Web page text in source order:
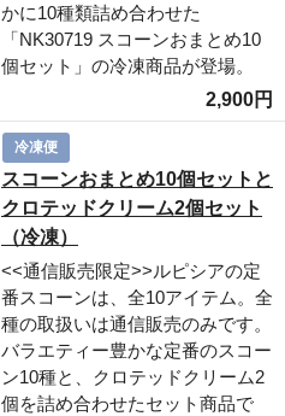
かに10種類詰め合わせた
「NK30719 スコーンおまとめ10
個セット」の冷凍商品が登場。
2,900円
冷凍便
スコーンおまとめ10個セットと
クロテッドクリーム2個セット
（冷凍）
<<通信販売限定>>ルピシアの定
番スコーンは、全10アイテム。全
種の取扱いは通信販売のみです。
バラエティー豊かな定番のスコー
ン10種と、クロテッドクリーム2
個を詰め合わせたセット商品で